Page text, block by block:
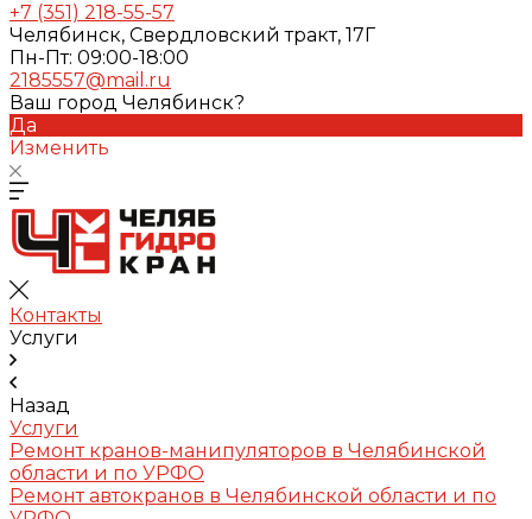
+7 (351) 218-55-57
Челябинск, Свердловский тракт, 17Г
Пн-Пт: 09:00-18:00
2185557@mail.ru
Ваш город Челябинск?
Да
Изменить
Контакты
Услуги
Назад
Услуги
Ремонт кранов-манипуляторов в Челябинской
области и по УРФО
Ремонт автокранов в Челябинской области и по